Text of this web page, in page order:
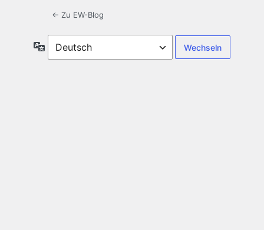
← Zu EW-Blog
Sprache